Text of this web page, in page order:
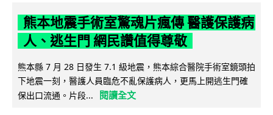
熊本地震手術室驚魂片瘋傳 醫護保護病
人、逃生門 網民讚值得尊敬
熊本縣 7 月 28 日發生 7.1 級地震，熊本綜合醫院手術室鏡頭拍
下地震一刻，醫護人員臨危不亂保護病人，更馬上開逃生門確
保出口流通。片段...
閱讀全文